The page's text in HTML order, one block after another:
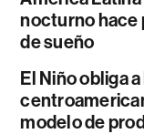
nocturno hace
de sueño
El Niño obliga
modelo de